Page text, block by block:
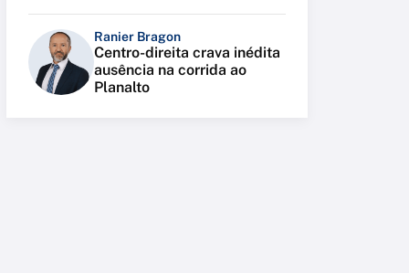
Ranier Bragon
Centro-direita crava inédita
ausência na corrida ao
Planalto